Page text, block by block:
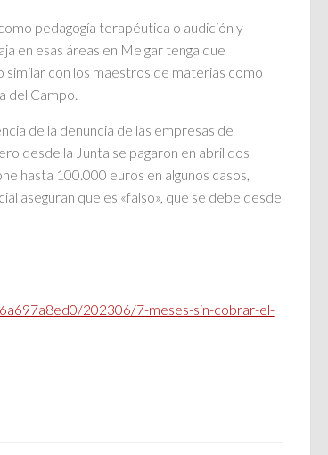
pedagogía terapéutica o audición y
en esas áreas en Melgar tenga que
similar con los maestros de materias como
del Campo.
de la denuncia de las empresas de
desde la Junta se pagaron en abril dos
hasta 100.000 euros en algunos casos,
aseguran que es «falso», que se debe desde
202306/7-meses-sin-cobrar-el-